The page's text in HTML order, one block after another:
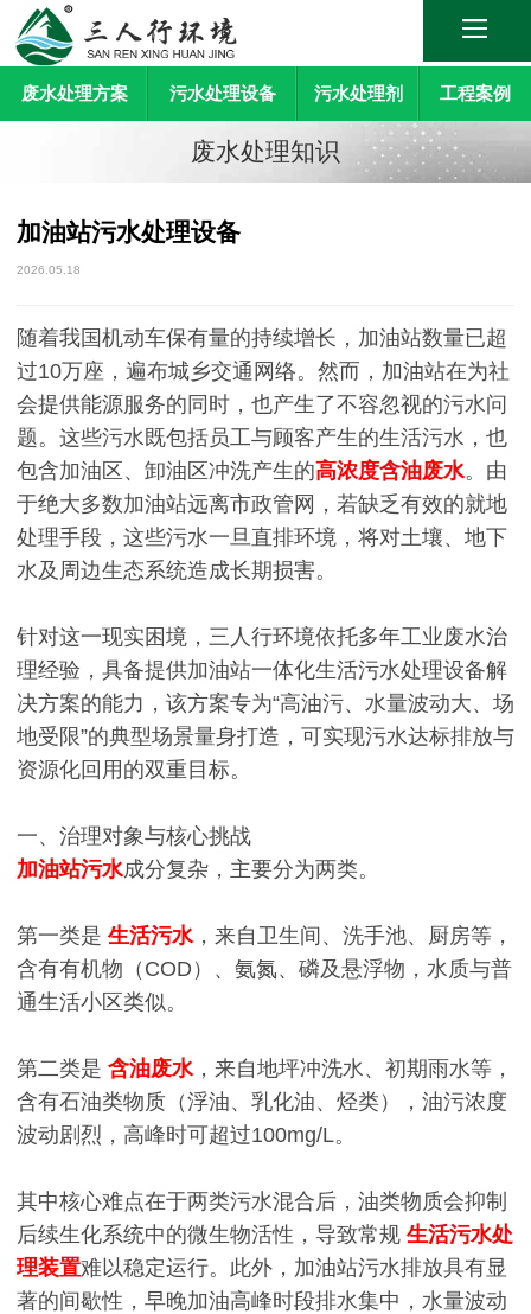
废水处理方案 污水处理设备 污水处理剂 工程案例
废水处理知识
加油站污水处理设备
2026.05.18
随着我国机动车保有量的持续增长，加油站数量已超
过10万座，遍布城乡交通网络。然而，加油站在为社
会提供能源服务的同时，也产生了不容忽视的污水问
题。这些污水既包括员工与顾客产生的生活污水，也
包含加油区、卸油区冲洗产生的高浓度含油废水。由
于绝大多数加油站远离市政管网，若缺乏有效的就地
处理手段，这些污水一旦直排环境，将对土壤、地下
水及周边生态系统造成长期损害。
针对这一现实困境，三人行环境依托多年工业废水治
理经验，具备提供加油站一体化生活污水处理设备解
决方案的能力，该方案专为“高油污、水量波动大、场
地受限”的典型场景量身打造，可实现污水达标排放与
资源化回用的双重目标。
一、治理对象与核心挑战
加油站污水成分复杂，主要分为两类。
第一类是 生活污水，来自卫生间、洗手池、厨房等，
含有有机物（COD）、氨氮、磷及悬浮物，水质与普
通生活小区类似。
第二类是 含油废水，来自地坪冲洗水、初期雨水等，
含有石油类物质（浮油、乳化油、烃类），油污浓度
波动剧烈，高峰时可超过100mg/L。
其中核心难点在于两类污水混合后，油类物质会抑制
后续生化系统中的微生物活性，导致常规 生活污水处
理装置难以稳定运行。此外，加油站污水排放具有显
著的间歇性，早晚加油高峰时段排水集中，水量波动